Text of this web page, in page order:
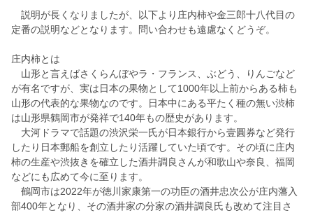
説明が長くなりましたが、以下より庄内柿や金三郎十八代目の
定番の説明などとなります。問い合わせも遠慮なくどうぞ。
庄内柿とは
山形と言えばさくらんぼやラ・フランス、ぶどう、りんごなど
が有名ですが、実は日本の果物として1000年以上前からある柿も
山形の代表的な果物なのです。日本中にある平たく種の無い渋柿
は山形県鶴岡市が発祥で140年もの歴史があります。
大河ドラマで話題の渋沢栄一氏が日本銀行から壹圓券など発行
したり日本郵船を創立したり活躍していた頃です。その頃に庄内
柿の生産や渋抜きを確立した酒井調良さんが和歌山や奈良、福岡
などにも広めて今に至ります。
鶴岡市は2022年が徳川家康第一の功臣の酒井忠次公が庄内藩入
部400年となり、その酒井家の分家の酒井調良氏も改めて注目さ